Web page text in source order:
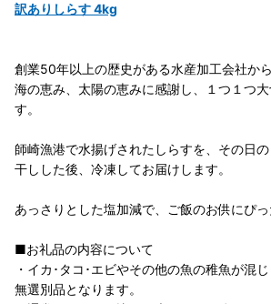
訳ありしらす 4kg
創業50年以上の歴史がある水産加工会社か
海の恵み、太陽の恵みに感謝し、１つ１つ
す。
師崎漁港で水揚げされたしらすを、その日
干しした後、冷凍してお届けします。
あっさりとした塩加減で、ご飯のお供にぴっ
■お礼品の内容について
・イカ･タコ･エビやその他の魚の稚魚が混
無選別品となります。